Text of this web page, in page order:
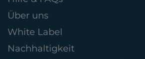
Über uns
White Label
Nachhaltigkeit